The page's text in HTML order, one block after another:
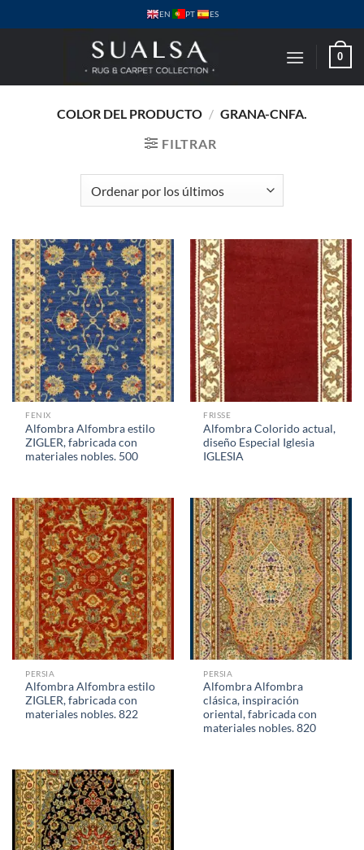
al
EN PT ES
0
COLOR DEL PRODUCTO / GRANA-CNFA.
FILTRAR
FENIX
Alfombra Alfombra estilo
ZIGLER, fabricada con
materiales nobles. 500
FRISSE
Alfombra Colorido actual,
diseño Especial Iglesia
IGLESIA
PERSIA
Alfombra Alfombra estilo
ZIGLER, fabricada con
materiales nobles. 822
PERSIA
Alfombra Alfombra
clásica, inspiración
oriental, fabricada con
materiales nobles. 820